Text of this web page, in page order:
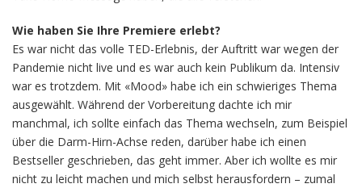
Wie haben Sie Ihre Premiere erlebt?
Es war nicht das volle TED-Erlebnis, der Auftritt war wegen der
Pandemie nicht live und es war auch kein Publikum da. Intensiv
war es trotzdem. Mit «Mood» habe ich ein schwieriges Thema
ausgewählt. Während der Vorbereitung dachte ich mir
manchmal, ich sollte einfach das Thema wechseln, zum Beispiel
über die Darm-Hirn-Achse reden, darüber habe ich einen
Bestseller geschrieben, das geht immer. Aber ich wollte es mir
nicht zu leicht machen und mich selbst herausfordern – zumal